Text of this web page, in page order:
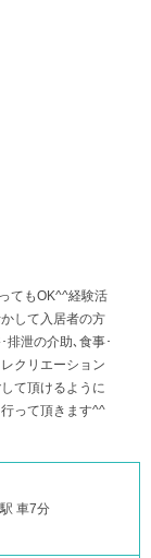
てもOK^^経験活
して入居者の方
泄の介助､食事･
クリエーション
て頂けるように
って頂きます^^
車7分